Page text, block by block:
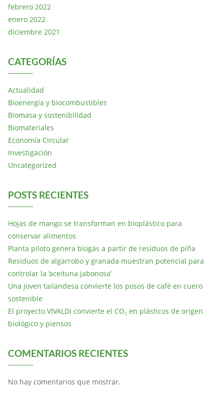
febrero 2022
enero 2022
diciembre 2021
CATEGORÍAS
Actualidad
Bioenergía y biocombustibles
Biomasa y sostenibilidad
Biomateriales
Economía Circular
Investigación
Uncategorized
POSTS RECIENTES
Hojas de mango se transforman en bioplástico para
conservar alimentos
Planta piloto genera biogás a partir de residuos de piña
Residuos de algarrobo y granada muestran potencial para
controlar la ‘aceituna jabonosa’
Una joven tailandesa convierte los posos de café en cuero
sostenible
El proyecto VIVALDI convierte el CO₂ en plásticos de origen
biológico y piensos
COMENTARIOS RECIENTES
No hay comentarios que mostrar.